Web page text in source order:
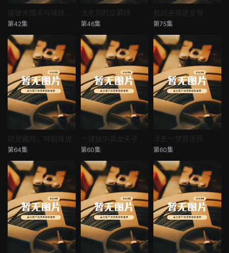
撞破未婚夫与妹妹打野战
第42集
法老的时空羁绊
第46集
我的亲娘是女帝
第75集
陋室藏娇，神厨降世
陋室藏娇，神厨降世
第64集
一球抛中真龙天子
一球抛中真龙天子
第60集
浮生一梦双莲开
浮生一梦双莲开
第60集